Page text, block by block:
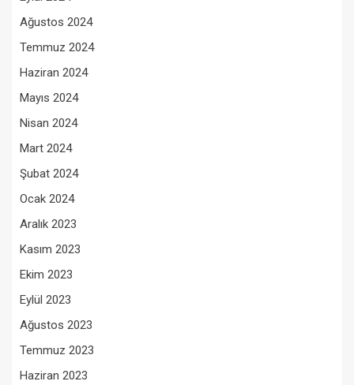
Ağustos 2024
Temmuz 2024
Haziran 2024
Mayıs 2024
Nisan 2024
Mart 2024
Şubat 2024
Ocak 2024
Aralık 2023
Kasım 2023
Ekim 2023
Eylül 2023
Ağustos 2023
Temmuz 2023
Haziran 2023